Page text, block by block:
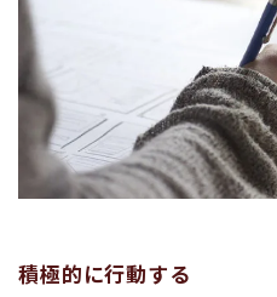
積極的に行動する